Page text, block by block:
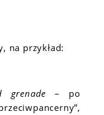
na przykład:
grenade– po